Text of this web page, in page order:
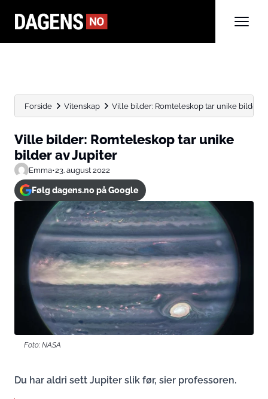
Forside Vitenskap Ville bilder: Romteleskop tar unike bilder
Ville bilder: Romteleskop tar unike
bilder av Jupiter
Emma•23. august 2022
Følg dagens.no på Google
Foto: NASA
Du har aldri sett Jupiter slik før, sier professoren.